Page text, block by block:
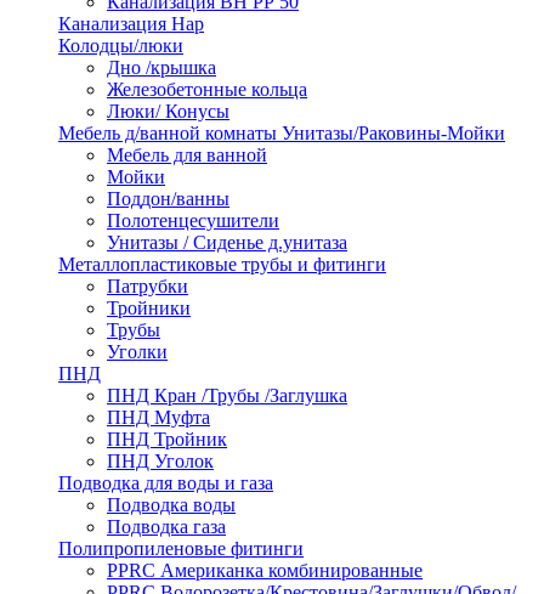
Канализация Нар
Колодцы/люки
Дно /крышка
Железобетонные кольца
Люки/ Конусы
Мебель д/ванной комнаты Унитазы/Раковины-Мойки
Мебель для ванной
Мойки
Поддон/ванны
Полотенцесушители
Унитазы / Сиденье д.унитаза
Металлопластиковые трубы и фитинги
Патрубки
Тройники
Трубы
Уголки
ПНД
ПНД Кран /Трубы /Заглушка
ПНД Муфта
ПНД Тройник
ПНД Уголок
Подводка для воды и газа
Подводка воды
Подводка газа
Полипропиленовые фитинги
PPRC Американка комбинированные